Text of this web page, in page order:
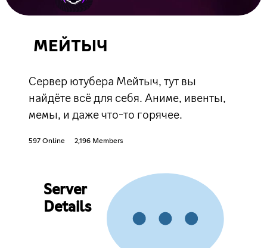
МЕЙТЫЧ
Сервер ютубера Мейтыч, тут вы
найдёте всё для себя. Аниме, ивенты,
мемы, и даже что-то горячее.
597 Online 2,196 Members
Server
Details